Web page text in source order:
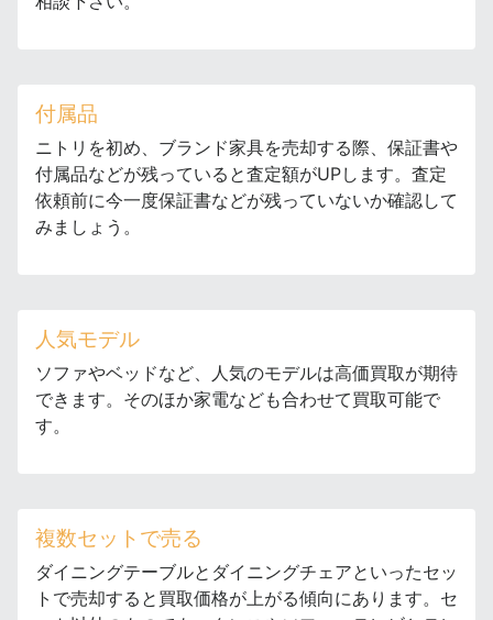
付属品
ニトリを初め、ブランド家具を売却する際、保証書や
付属品などが残っていると査定額がUPします。査定
依頼前に今一度保証書などが残っていないか確認して
みましょう。
人気モデル
ソファやベッドなど、人気のモデルは高価買取が期待
できます。そのほか家電なども合わせて買取可能で
す。
複数セットで売る
ダイニングテーブルとダイニングチェアといったセッ
トで売却すると買取価格が上がる傾向にあります。セ